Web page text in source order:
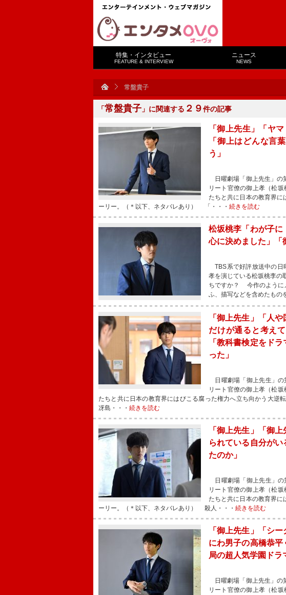
特集・インタビュー
FEATURE & INTERVIEW
ニュース
NEWS
常盤貴子
「常盤貴子 」に関連する ２９件の記事
「御上先生」「ヤ
「御上はどんな言
う」
日曜劇場「御上先生」の
リート官僚の御上孝（松
たちと共に日本の教育界に
ーリー。（＊以下、ネタバレあり） 「・・・ 続きを読む
松坂桃李「わが子に
心に決めました」「
TBS系で好評放送中の日
孝を演じている松坂桃李の
ちですか？ 今作のように
ふ、描写などを含めたもの
「御上先生」「人
だけが通ると考え
「教科書検定をド
った」
日曜劇場「御上先生」
リート官僚の御上孝（松
たちと共に日本の教育界にはびこる腐った権力へ立ち向かう大
冴島・・・ 続きを読む
「御上先生」「御
られている自分が
たのか」
日曜劇場「御上先生」
リート官僚の御上孝（松
たちと共に日本の教育界に
ーリー。（＊以下、ネタバレあり） 殺人・・・ 続きを読む
「御上先生」「シ
にわ男子の高橋恭
局の超人気学園ドラ
日曜劇場「御上先生」の
リート官僚の御上孝（松